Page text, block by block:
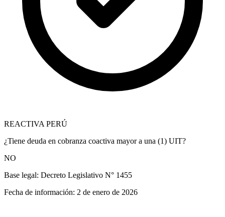
REACTIVA PERÚ
¿Tiene deuda en cobranza coactiva mayor a una (1) UIT?
NO
Base legal: Decreto Legislativo N° 1455
Fecha de información: 2 de enero de 2026